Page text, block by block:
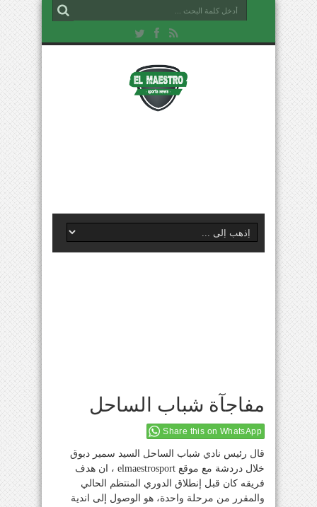
مفاجآة شباب الساحل
Share this on WhatsApp
قال رئيس نادي شباب الساحل السيد سمير دبوق
خلال دردشة مع موقع elmaestrosport ، ان هدف
فريقه كان قبل إنطلاق الدوري المنتظم الحالي
والمقرر من مرحلة واحدة، هو الوصول إلى اندية